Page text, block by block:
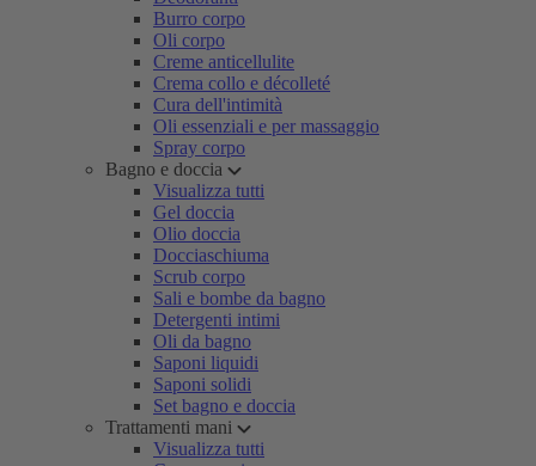
Burro corpo
Oli corpo
Creme anticellulite
Crema collo e décolleté
Cura dell'intimità
Oli essenziali e per massaggio
Spray corpo
Bagno e doccia
Visualizza tutti
Gel doccia
Olio doccia
Docciaschiuma
Scrub corpo
Sali e bombe da bagno
Detergenti intimi
Oli da bagno
Saponi liquidi
Saponi solidi
Set bagno e doccia
Trattamenti mani
Visualizza tutti